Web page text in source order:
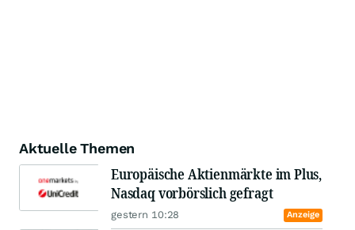
Aktuelle Themen
Europäische Aktienmärkte im Plus,
Nasdaq vorbörslich gefragt
gestern 10:28 Anzeige